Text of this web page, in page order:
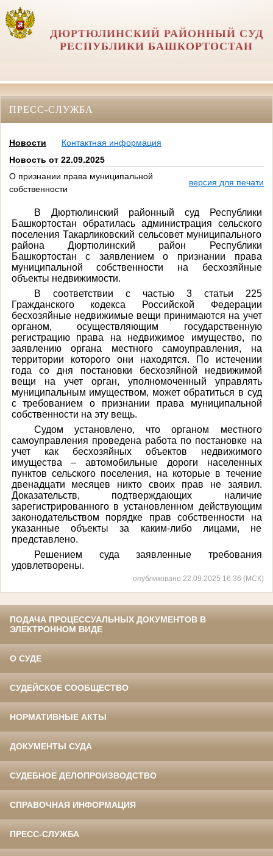
ДЮРТЮЛИНСКИЙ РАЙОННЫЙ СУД
РЕСПУБЛИКИ БАШКОРТОСТАН
ПРЕСС-СЛУЖБА
Новости
Контактная информация
Новость от 22.09.2025
О признании права муниципальной
собственности
версия для печати
В Дюртюлинский районный суд Республики
Башкортостан обратилась администрация сельского
поселения Такарликовский сельсовет муниципального
района Дюртюлинский район Республики
Башкортостан с заявлением о признании права
муниципальной собственности на бесхозяйные
объекты недвижимости.
В соответствии с частью 3 статьи 225
Гражданского кодекса Российской Федерации
бесхозяйные недвижимые вещи принимаются на учет
органом, осуществляющим государственную
регистрацию права на недвижимое имущество, по
заявлению органа местного самоуправления, на
территории которого они находятся. По истечении
года со дня постановки бесхозяйной недвижимой
вещи на учет орган, уполномоченный управлять
муниципальным имуществом, может обратиться в суд
с требованием о признании права муниципальной
собственности на эту вещь.
Судом установлено, что органом местного
самоуправления проведена работа по постановке на
учет как бесхозяйных объектов недвижимого
имущества – автомобильные дороги населенных
пунктов сельского поселения, на которые в течение
двенадцати месяцев никто своих прав не заявил.
Доказательств, подтверждающих наличие
зарегистрированного в установленном действующим
законодательством порядке прав собственности на
указанные объекты за каким-либо лицами, не
представлено.
Решением суда заявленные требования
удовлетворены.
опубликовано 22.09.2025 16:36 (МСК)
ПОДАЧА ПРОЦЕССУАЛЬНЫХ ДОКУМЕНТОВ В
ЭЛЕКТРОННОМ ВИДЕ
О СУДЕ
СУДЕЙСКОЕ СООБЩЕСТВО
НОРМАТИВНЫЕ АКТЫ
ДОКУМЕНТЫ СУДА
СУДЕБНОЕ ДЕЛОПРОИЗВОДСТВО
СПРАВОЧНАЯ ИНФОРМАЦИЯ
ПРЕСС-СЛУЖБА